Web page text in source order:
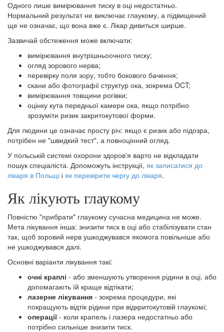
Одного лише вимірювання тиску в оці недостатньо.
Нормальний результат не виключає глаукому, а підвищений
ще не означає, що вона вже є. Лікар дивиться ширше.
Зазвичай обстеження може включати:
вимірювання внутрішньоочного тиску;
огляд зорового нерва;
перевірку поля зору, тобто бокового бачення;
скани або фотографії структур ока, зокрема OCT;
вимірювання товщини рогівки;
оцінку кута передньої камери ока, якщо потрібно
зрозуміти ризик закритокутової форми.
Для людини це означає просту річ: якщо є ризик або підозра,
потрібен не "швидкий тест", а повноцінний огляд.
У польській системі охорони здоров'я варто не відкладати
пошук спеціаліста. Допоможуть інструкції, як записатися до
лікаря в Польщі і як перевірити чергу до лікаря.
Як лікують глаукому
Повністю "прибрати" глаукому сучасна медицина не може.
Мета лікування інша: знизити тиск в оці або стабілізувати стан
так, щоб зоровий нерв ушкоджувався якомога повільніше або
не ушкоджувався далі.
Основні варіанти лікування такі:
очні краплі - або зменшують утворення рідини в оці, або
допомагають їй краще відтікати;
лазерне лікування - зокрема процедури, які
покращують відтік рідини при відкритокутовій глаукомі;
операції- коли крапель і лазера недостатньо або
потрібно сильніше знизити тиск.